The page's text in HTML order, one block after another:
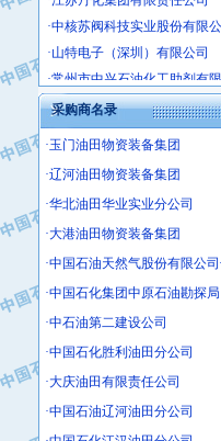
·中核苏阀科技实业股份有限公
·山特电子（深圳）有限公司
·常州市中兴石油化工助剂有限
·姜堰市三联助剂有限公司
·四川中光高技术研究所有限
·江苏天安防雷工程有限责任公
·山东东营胜利工业园区
·自贡五洲防腐安装有限公司
·成都长江水处理设备有限公司
·中核苏阀科技实业股份有限公
·济南柴油机股份有限公司
·上海科瑞曼士德电源系统集成
·东方合金铸造厂
·保定北奥石油物探特种车辆制
·盘锦辽河油田天意石油装备有
采购商名录
·玉门油田物资装备集团
·辽河油田物资装备集团
·华北油田华业实业分公司
·大港油田物资装备集团
·中国石油天然气股份有限公
·中国石化集团中原石油勘探局
·中石油第二建设公司
·中国石化胜利油田分公司
·大庆油田有限责任公司
·中国石油辽河油田分公司